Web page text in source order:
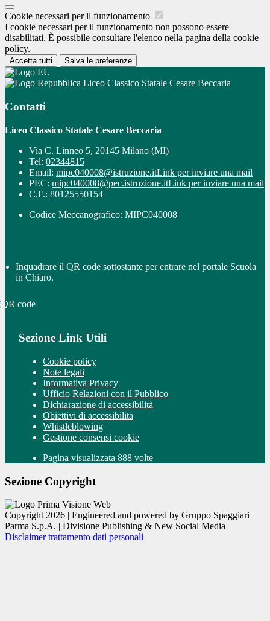
Cookie necessari per il funzionamento
I cookie necessari per il funzionamento non possono essere
disabilitati. È possibile consultare l'elenco nella pagina della cookie
policy.
Accetta tutti Salva le preferenze
Liceo Classico Statale Cesare Beccaria
Contatti
Liceo Classico Statale Cesare Beccaria
Via C. Linneo 5, 20145 Milano (MI)
Tel: 02344815
Email: mipc040008@istruzione.itLink per inviare una mail
PEC: mipc040008@pec.istruzione.itLink per inviare una mail
C.F.: 80125550154
Codice Meccanografico: MIPC040008
Inquadrare il QR code sottostante per entrare nel portale Scuola
in Chiaro.
Sezione Link Utili
Cookie policy
Note legali
Informativa Privacy
Ufficio Relazioni con il Pubblico
Dichiarazione di accessibilità
Obiettivi di accessibilità
Whistleblowing
Gestione consensi cookie
Pagina visualizzata 888 volte
Sezione Copyright
Copyright 2026 | Engineered and powered by Gruppo Spaggiari
Parma S.p.A. | Divisione Publishing & New Social Media
Disclaimer trattamento dati personali